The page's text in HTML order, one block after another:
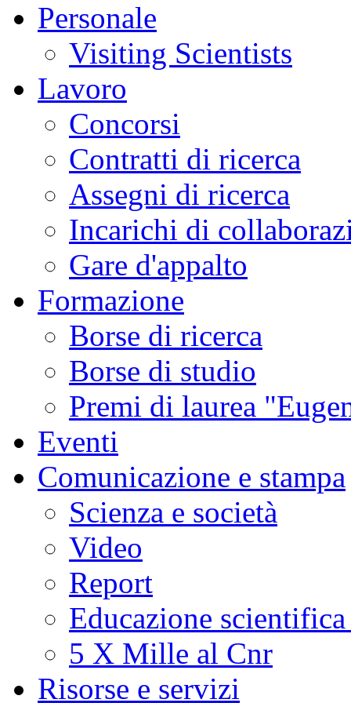
Personale
Visiting Scientists
Lavoro
Concorsi
Contratti di ricerca
Assegni di ricerca
Incarichi di
Gare d'appalto
Formazione
Borse di ricerca
Borse di studio
Premi di laurea
Eventi
Comunicazione e stampa
Scienza e società
Video
Report
Educazione
5 X Mille al Cnr
Risorse e servizi